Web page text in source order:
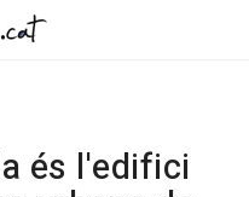
és l'edifici